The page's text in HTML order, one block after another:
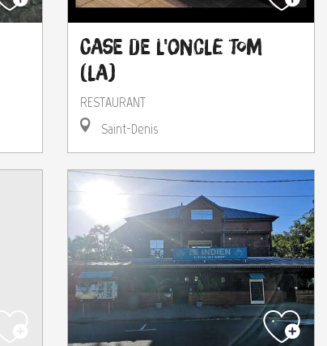
Case de l'Oncle Tom
(La)
RESTAURANT
Saint-Denis